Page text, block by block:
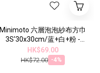
Minimoto 六層泡泡紗布方巾
3S'30x30cm/蓝+白+粉 -
YA051623
HK$69.00
HK$72.00 -4%